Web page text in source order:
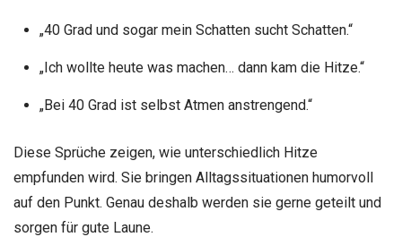
„40 Grad und sogar mein Schatten sucht Schatten.“
„Ich wollte heute was machen… dann kam die Hitze.“
„Bei 40 Grad ist selbst Atmen anstrengend.“
Diese Sprüche zeigen, wie unterschiedlich Hitze
empfunden wird. Sie bringen Alltagssituationen humorvoll
auf den Punkt. Genau deshalb werden sie gerne geteilt und
sorgen für gute Laune.